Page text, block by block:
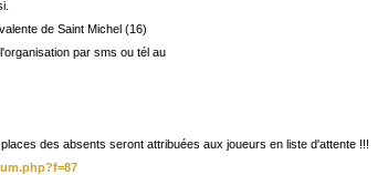
de Saint Michel (16)
par sms ou tél au
des absents seront attribuées aux joueurs en liste d'attente !!!